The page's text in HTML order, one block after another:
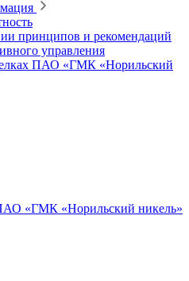
принципов и рекомендаций
управления
ПАО «ГМК «Норильский
«ГМК «Норильский никель»